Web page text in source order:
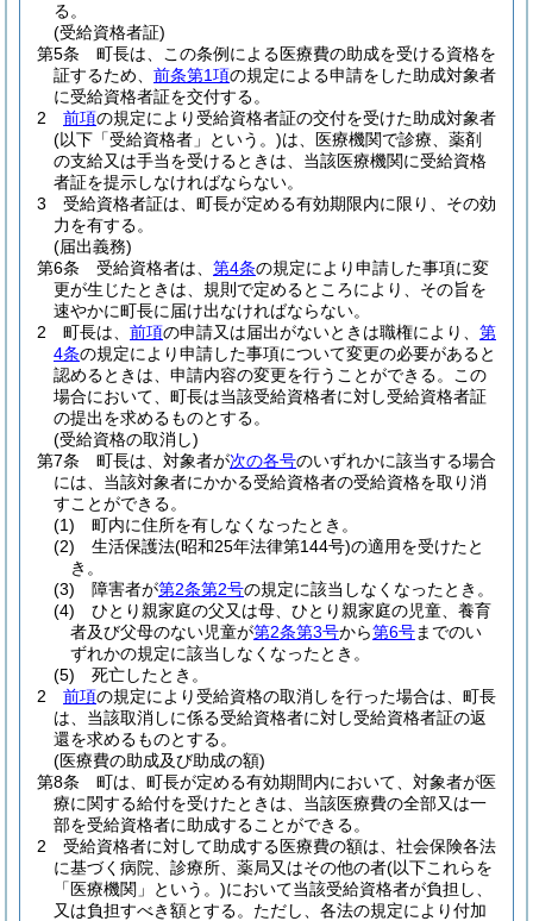
る。
(受給資格者証)
第5条
町長は、この条例による医療費の助成を受ける資格を
証するため、 前条第1項の規定による申請をした助成対象者
に受給資格者証を交付する。
2
前項の規定により受給資格者証の交付を受けた助成対象者
(以下「受給資格者」という。)は、医療機関で診療、薬剤
の支給又は手当を受けるときは、当該医療機関に受給資格
者証を提示しなければならない。
3
受給資格者証は、町長が定める有効期限内に限り、その効
力を有する。
(届出義務)
第6条
受給資格者は、 第4条の規定により申請した事項に変
更が生じたときは、規則で定めるところにより、その旨を
速やかに町長に届け出なければならない。
2
町長は、 前項の申請又は届出がないときは職権により、 第
4条の規定により申請した事項について変更の必要があると
認めるときは、申請内容の変更を行うことができる。
この
場合において、町長は当該受給資格者に対し受給資格者証
の提出を求めるものとする。
(受給資格の取消し)
第7条
町長は、対象者が次の各号のいずれかに該当する場合
には、当該対象者にかかる受給資格者の受給資格を取り消
すことができる。
(1)
町内に住所を有しなくなったとき。
(2)
生活保護法(昭和25年法律第144号)の適用を受けたと
き。
(3)
障害者が第2条第2号の規定に該当しなくなったとき。
(4)
ひとり親家庭の父又は母、ひとり親家庭の児童、養育
者及び父母のない児童が第2条第3号から第6号までのい
ずれかの規定に該当しなくなったとき。
(5)
死亡したとき。
2
前項の規定により受給資格の取消しを行った場合は、町長
は、当該取消しに係る受給資格者に対し受給資格者証の返
還を求めるものとする。
(医療費の助成及び助成の額)
第8条
町は、町長が定める有効期間内において、対象者が医
療に関する給付を受けたときは、当該医療費の全部又は一
部を受給資格者に助成することができる。
2
受給資格者に対して助成する医療費の額は、社会保険各法
に基づく病院、診療所、薬局又はその他の者(以下これらを
「医療機関」という。)において当該受給資格者が負担し、
又は負担すべき額とする。 ただし、各法の規定により付加